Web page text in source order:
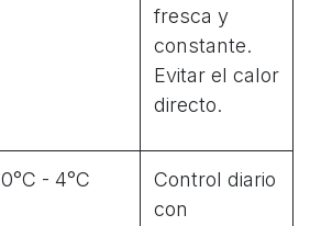
fresca y
constante.
Evitar el calor
directo.
0°C - 4°C
Control diario
con